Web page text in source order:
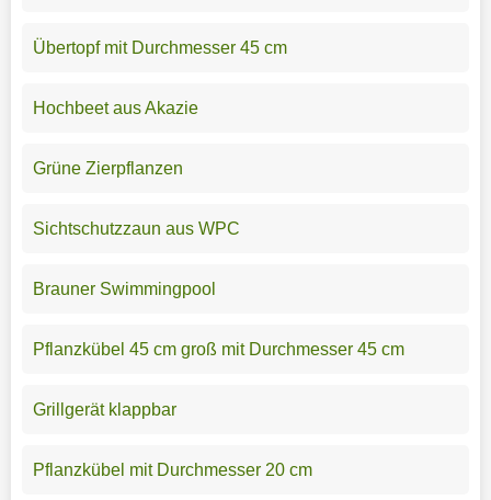
Übertopf mit Durchmesser 45 cm
Hochbeet aus Akazie
Grüne Zierpflanzen
Sichtschutzzaun aus WPC
Brauner Swimmingpool
Pflanzkübel 45 cm groß mit Durchmesser 45 cm
Grillgerät klappbar
Pflanzkübel mit Durchmesser 20 cm